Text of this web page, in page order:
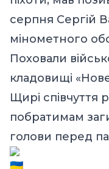
серпня Сергій
мінометного
Поховали
кладовищі
Щирі співчуття
побратимам
голови перед